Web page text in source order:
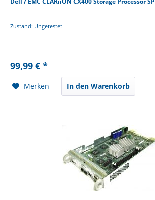
Zustand: Ungetestet
99,99 € *
Merken In den Warenkorb